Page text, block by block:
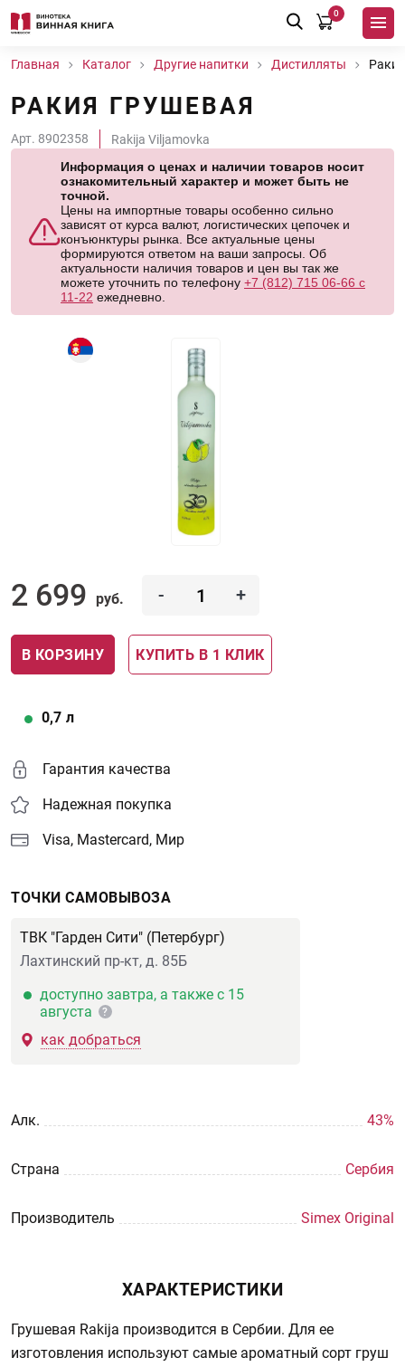
0
Главная Каталог Другие напитки Дистилляты
РАКИЯ ГРУШЕВАЯ
Арт. 8902358
Rakija Viljamovka
Информация о ценах и наличии товаров носит
ознакомительный характер и может быть не
точной.
Цены на импортные товары особенно сильно
зависят от курса валют, логистических цепочек и
конъюнктуры рынка. Все актуальные цены
формируются ответом на ваши запросы. Об
актуальности наличия товаров и цен вы так же
можете уточнить по телефону +7 (812) 715 06-66 с
11-22 ежедневно.
2 699 руб. - +
В КОРЗИНУ КУПИТЬ В 1 КЛИК
0,7 л
Гарантия качества
Надежная покупка
Visa, Mastercard, Мир
ТОЧКИ САМОВЫВОЗА
ТВК "Гарден Сити" (Петербург)
Лахтинский пр-кт, д. 85Б
доступно завтра, а также с 15
августа
?
как добраться
Aлк. 43%
Страна Сербия
Производитель Simex Original
ХАРАКТЕРИСТИКИ
Грушевая Rakija производится в Сербии. Для ее
изготовления используют самые ароматный сорт груш